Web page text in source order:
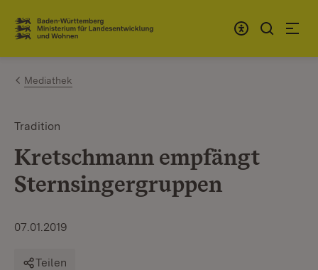
Zum Inhalt springen
Link zur Startseite
Mediathek
Tradition
Kretschmann empfängt
Sternsingergruppen
07.01.2019
Teilen